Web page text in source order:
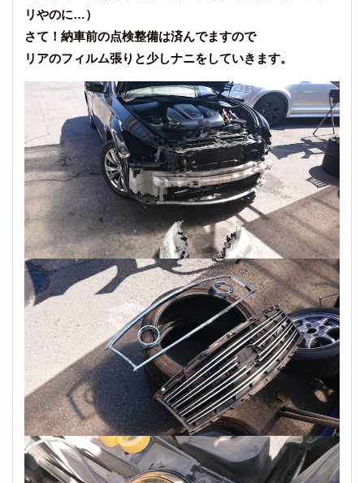
リやのに…）
さて！納車前の点検整備は済んでますので
リアのフィルム張りと少しナニをしていきます。